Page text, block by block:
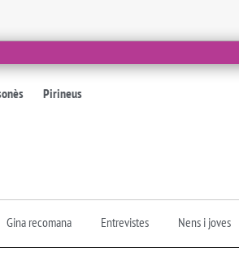
Pirineus
Gina recomana Entrevistes Nens i joves